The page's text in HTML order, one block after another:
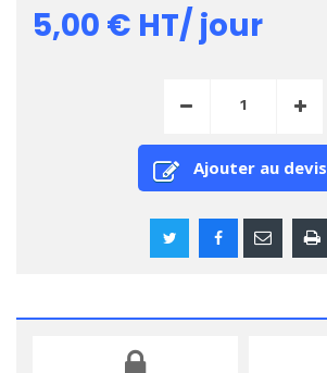
5,00 € HT/ jour
Ajouter au devis